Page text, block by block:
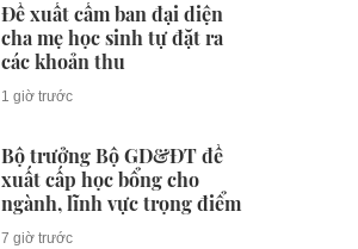
Đề xuất cấm ban đại diện
cha mẹ học sinh tự đặt ra
các khoản thu
1 giờ trước
Bộ trưởng Bộ GD&ĐT đề
xuất cấp học bổng cho
ngành, lĩnh vực trọng điểm
7 giờ trước